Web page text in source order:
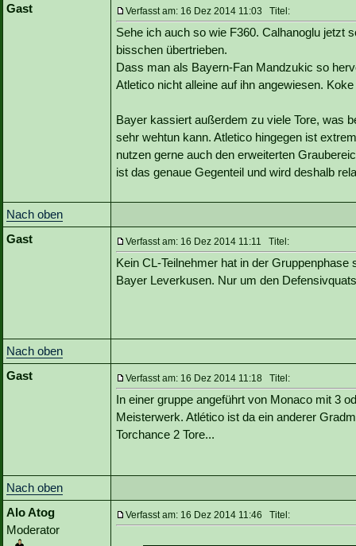
Gast
Verfasst am: 16 Dez 2014 11:03 Titel:
Sehe ich auch so wie F360. Calhanoglu jetzt
bisschen übertrieben.
Dass man als Bayern-Fan Mandzukic so
Atletico nicht alleine auf ihn angewiesen.
Bayer kassiert außerdem zu viele Tore, was
sehr wehtun kann. Atletico hingegen ist
nutzen gerne auch den erweiterten
ist das genaue Gegenteil und wird deshalb
Nach oben
Gast
Verfasst am: 16 Dez 2014 11:11 Titel:
Kein CL-Teilnehmer hat in der
Bayer Leverkusen. Nur um den
Nach oben
Gast
Verfasst am: 16 Dez 2014 11:18 Titel:
In einer gruppe angeführt von Monaco mit 3
Meisterwerk. Atlético ist da ein anderer
Torchance 2 Tore...
Nach oben
Alo Atog
Moderator
Verfasst am: 16 Dez 2014 11:46 Titel: